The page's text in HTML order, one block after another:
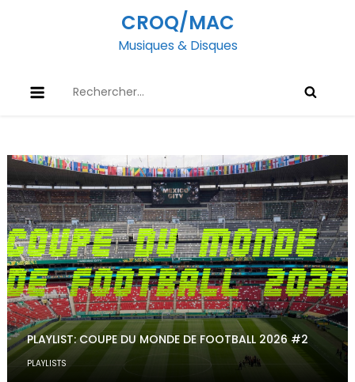
CROQ/MAC
Musiques & Disques
PLAYLIST: COUPE DU MONDE DE FOOTBALL 2026 #2
PLAYLISTS